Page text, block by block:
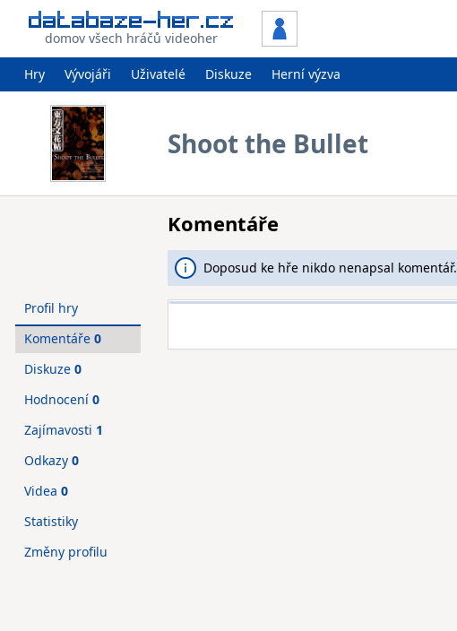
domov všech hráčů videoher
Hry Vývojáři Uživatelé Diskuze Herní výzva
Shoot the Bullet
Komentáře
Doposud ke hře nikdo nenapsal komentář.
Profil hry
Komentáře 0
Diskuze 0
Hodnocení 0
Zajímavosti 1
Odkazy 0
Videa 0
Statistiky
Změny profilu